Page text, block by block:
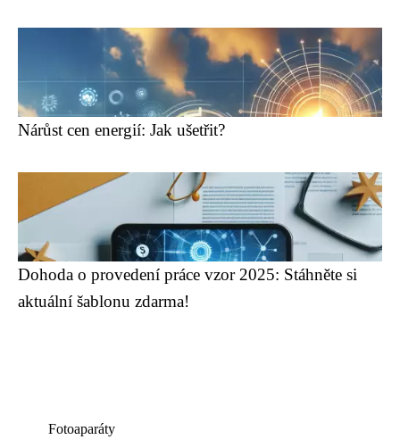
Nárůst cen energií: Jak ušetřit?
Dohoda o provedení práce vzor 2025: Stáhněte si
aktuální šablonu zdarma!
Fotoaparáty